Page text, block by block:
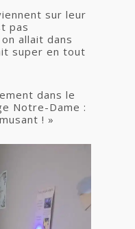
sur leur
pas
allait dans
super en tout
dans le
Notre-Dame :
! »